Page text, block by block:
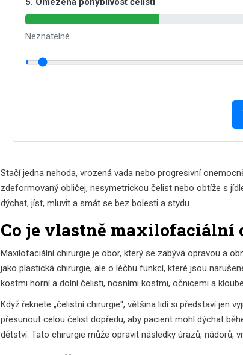
Neznatelné
Stačí jedna nehoda, vrozená vada nebo progresivní
zdeformovaný obličej, nesymetrickou čelist nebo obtíže s
dýchat, jíst, mluvit a smát se bez bolesti a stydu.
Co je vlastně maxilofaciální
Maxilofaciální chirurgie je obor, který se zabývá opravou a
jako plastická chirurgie, ale o léčbu funkcí, které jsou
kostmi horní a dolní čelisti, nosními kostmi, očnicemi a
Když řeknete „čelistní chirurgie“, většina lidí si představí jen
přesunout celou čelist dopředu, aby pacient mohl dýchat
dětství. Tato chirurgie může opravit následky úrazů, nádorů,